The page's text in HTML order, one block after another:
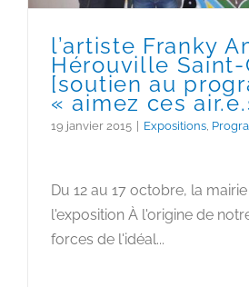
l’artiste Franky
Hérouville Saint-
[soutien au
« aimez ces
19 janvier 2015 Expositions,
Du 12 au 17 octobre, la
l'exposition À l'origine de
forces de l'idéal...